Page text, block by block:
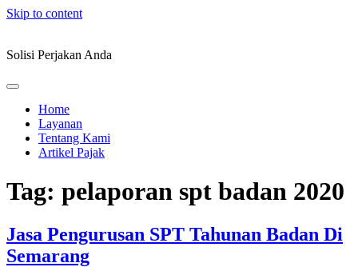
Skip to content
Solisi Perjakan Anda
Home
Layanan
Tentang Kami
Artikel Pajak
Tag: pelaporan spt badan 2020
Jasa Pengurusan SPT Tahunan Badan Di
Semarang